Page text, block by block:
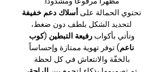
تحتوي الحمالة على أسلاك دعم خفيفة
لتحديد الشكل بلطف دون ضغط،
وتأتي بأكوابرفيعة التبطين (كوب
ناعم)توفر تهوية ممتازة وإحساساً
بالخفّة والانتعاش في كل لحظة.